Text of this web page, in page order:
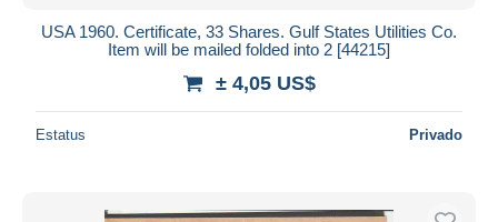
USA 1960. Certificate, 33 Shares. Gulf States Utilities Co.
Item will be mailed folded into 2 [44215]
± 4,05 US$
Estatus Privado